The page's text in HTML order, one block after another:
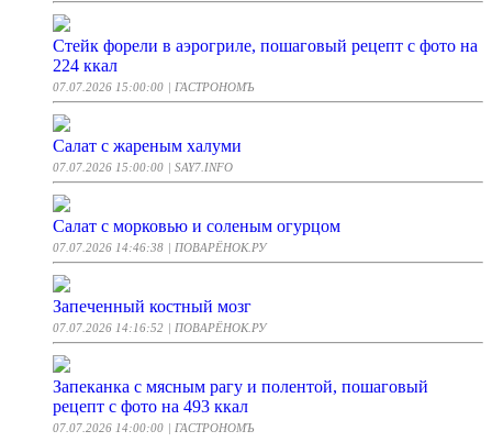
Стейк форели в аэрогриле, пошаговый рецепт с фото на
224 ккал
07.07.2026 15:00:00 | ГАСТРОНОМЪ
Салат с жареным халуми
07.07.2026 15:00:00 | SAY7.INFO
Салат с морковью и соленым огурцом
07.07.2026 14:46:38 | ПОВАРЁНОК.РУ
Запеченный костный мозг
07.07.2026 14:16:52 | ПОВАРЁНОК.РУ
Запеканка с мясным рагу и полентой, пошаговый
рецепт с фото на 493 ккал
07.07.2026 14:00:00 | ГАСТРОНОМЪ